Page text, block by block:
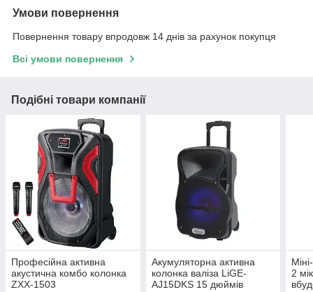
Умови повернення
Повернення товару впродовж 14 днів за рахунок покупця
Всі умови повернення
Подібні товари компанії
Професійна активна
акустична комбо колонка
ZXX-1503
Акумуляторна активна
колонка валіза LiGE-
AJ15DKS 15 дюймів
2